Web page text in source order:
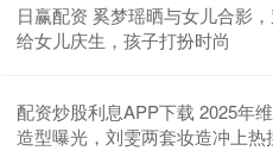
日赢配资 奚梦瑶晒与女儿合影
给女儿庆生，孩子打扮时尚
配资炒股利息APP下载 2025年
造型曝光，刘雯两套妆造冲上热